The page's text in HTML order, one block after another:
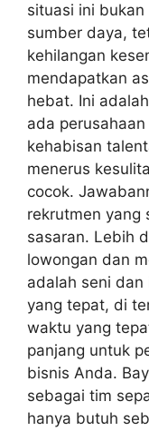
situasi ini
sumber daya,
kehilangan
mendapatkan
hebat. Ini
ada
kehabisan
menerus
cocok.
rekrutmen yang
sasaran. Lebih
lowongan dan
adalah seni dan
yang tepat, di
waktu yang
panjang untuk
bisnis Anda.
sebagai tim
hanya butuh